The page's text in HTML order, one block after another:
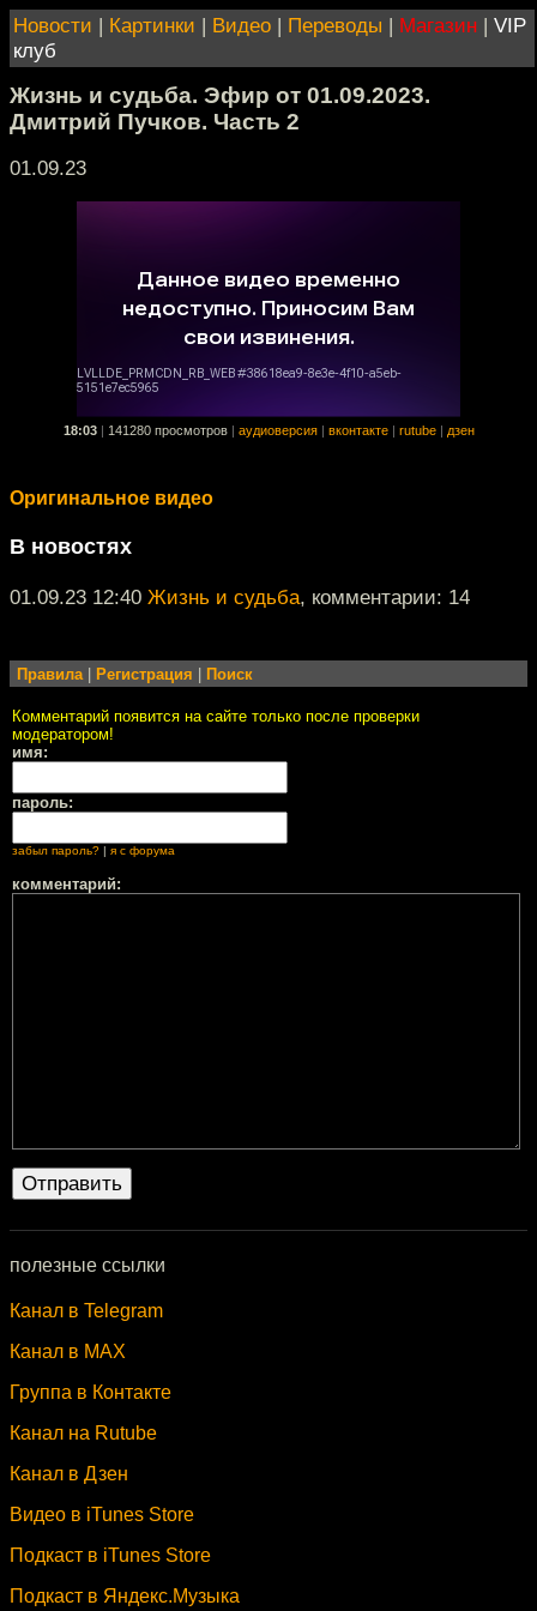
Новости | Картинки | Видео | Переводы | Магазин | VIP
клуб
Жизнь и судьба. Эфир от 01.09.2023.
Дмитрий Пучков. Часть 2
01.09.23
18:03 141280 просмотров аудиоверсия вконтакте rutube дзен
Оригинальное видео
В новостях
01.09.23 12:40 Жизнь и судьба, комментарии: 14
Правила| Регистрация Поиск
Комментарий появится на сайте только после проверки
модератором!
имя:
пароль:
забыл пароль? я с форума
комментарий:
полезные ссылки
Канал в Telegram
Канал в MAX
Группа в Контакте
Канал на Rutube
Канал в Дзен
Видео в iTunes Store
Подкаст в iTunes Store
Подкаст в Яндекс.Музыка